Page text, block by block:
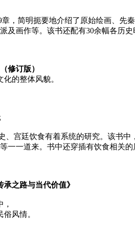
章，简明扼要地介绍了原始绘画、先
画作等。该书还配有30余幅各历
修订版）
的整体风貌。
宫廷饮食有着系统的研究。该书
一道来。书中还穿插有饮食相关
承之路与当代价值》
风情。